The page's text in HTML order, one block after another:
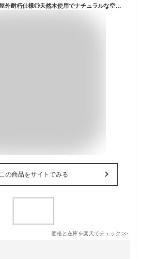
水に強く腐朽に強い！屋外耐朽仕様◎天然木使用でナチュラルな空間に！防腐防蟻処理済フラワースタンド。目地が水抜き穴代わりにもなりお花快適。訳アリ品＜ロータイプ＞長さ約900mm・幅約210mm花台/植木鉢/棚/屋外/国産/杉/木製/ACQ/エクステリア/庭/ベランダ
この商品をサイトでみる
価格と在庫を楽天でチェック >>